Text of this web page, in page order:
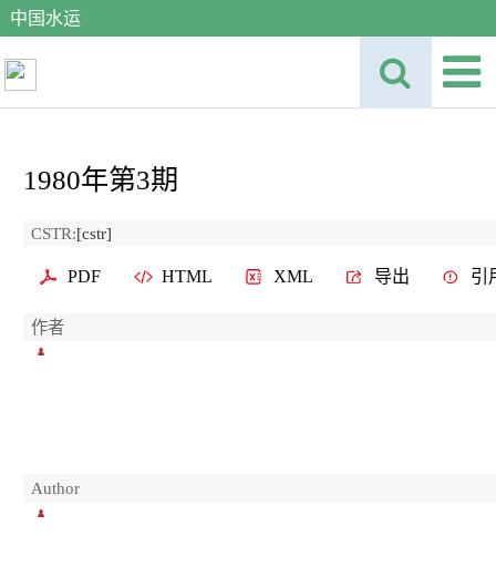
中国水运
1980年第3期
CSTR:[cstr]
PDF HTML XML 导出 引
作者
Author